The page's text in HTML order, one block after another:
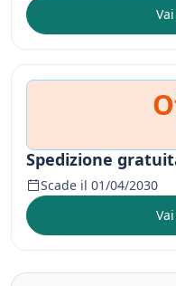
Spedizione
Scade il 01/04/2030